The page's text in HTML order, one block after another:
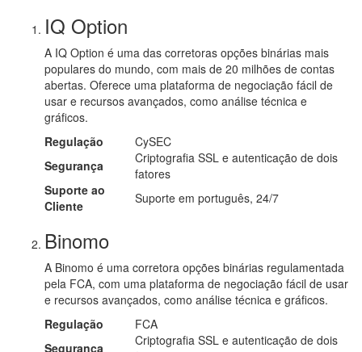
IQ Option
A IQ Option é uma das corretoras opções binárias mais
populares do mundo, com mais de 20 milhões de contas
abertas. Oferece uma plataforma de negociação fácil de
usar e recursos avançados, como análise técnica e
gráficos.
Regulação
CySEC
Segurança
Criptografia SSL e autenticação de dois
fatores
Suporte ao
Cliente
Suporte em português, 24/7
Binomo
A Binomo é uma corretora opções binárias regulamentada
pela FCA, com uma plataforma de negociação fácil de usar
e recursos avançados, como análise técnica e gráficos.
Regulação
FCA
Segurança
Criptografia SSL e autenticação de dois